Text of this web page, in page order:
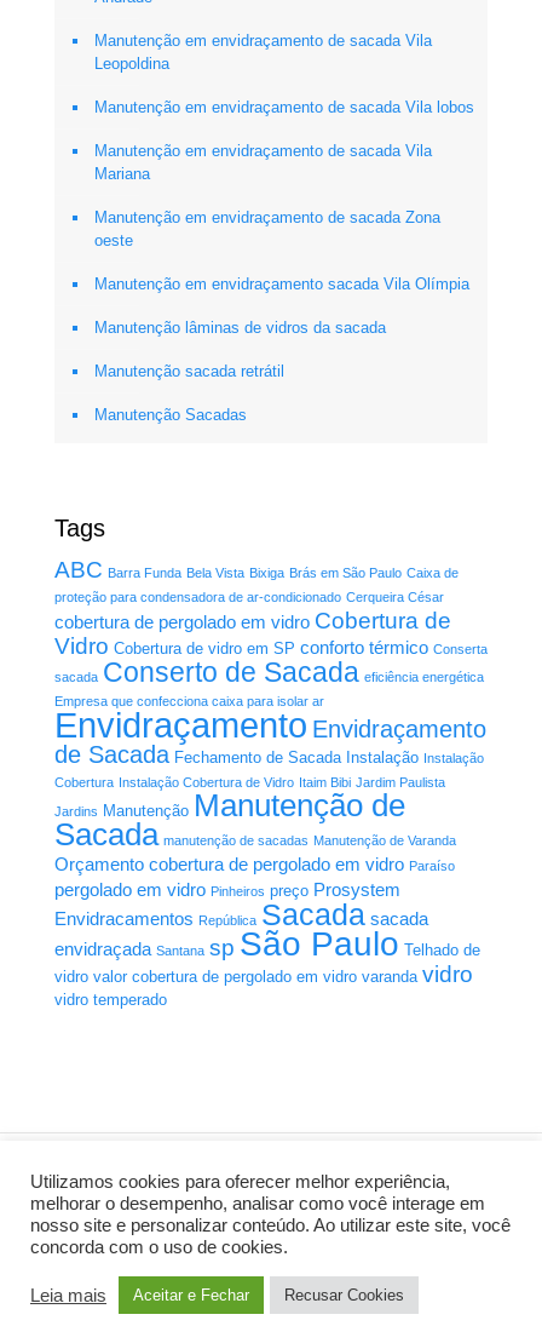
Manutenção em envidraçamento de sacada Vila
Leopoldina
Manutenção em envidraçamento de sacada Vila lobos
Manutenção em envidraçamento de sacada Vila
Mariana
Manutenção em envidraçamento de sacada Zona
oeste
Manutenção em envidraçamento sacada Vila Olímpia
Manutenção lâminas de vidros da sacada
Manutenção sacada retrátil
Manutenção Sacadas
Tags
ABC Barra Funda Bela Vista Bixiga Brás em São Paulo Caixa de
proteção para condensadora de ar-condicionado Cerqueira César
cobertura de pergolado em vidro Cobertura de
Vidro Cobertura de vidro em SP conforto térmico Conserta
sacada Conserto de Sacada eficiência energética
Empresa que confecciona caixa para isolar ar
Envidraçamento Envidraçamento
de Sacada Fechamento de Sacada Instalação Instalação
Cobertura Instalação Cobertura de Vidro Itaim Bibi Jardim Paulista
Jardins Manutenção Manutenção de
Sacada manutenção de sacadas Manutenção de Varanda
Orçamento cobertura de pergolado em vidro Paraíso
pergolado em vidro Pinheiros preço Prosystem
Envidracamentos República Sacada sacada
envidraçada Santana sp São Paulo Telhado de
vidro valor cobertura de pergolado em vidro varanda vidro
vidro temperado
Criação de Sites: AL Mídia Digital
Utilizamos cookies para oferecer melhor experiência,
melhorar o desempenho, analisar como você interage em
nosso site e personalizar conteúdo. Ao utilizar este site, você
concorda com o uso de cookies.
Leia mais Aceitar e Fechar Recusar Cookies
Precisa de um Orçamento?